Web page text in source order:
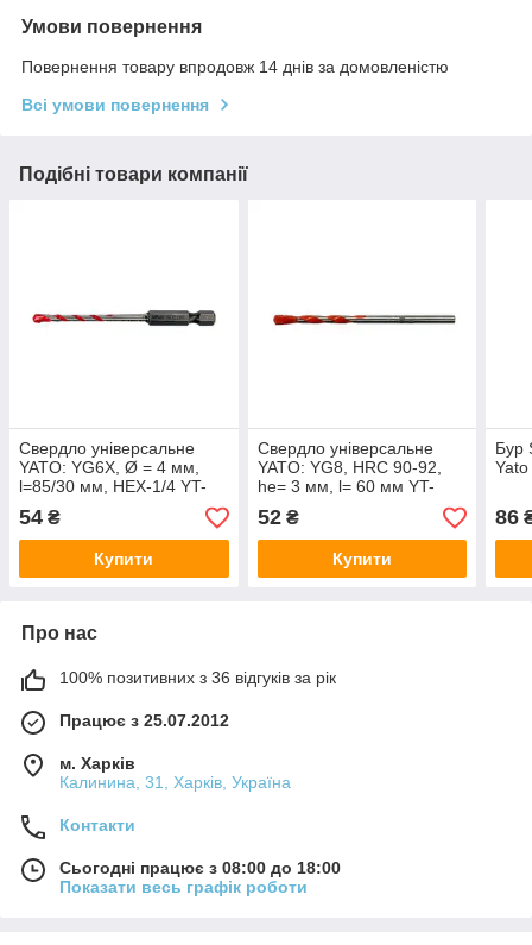
Умови повернення
Повернення товару впродовж 14 днів за домовленістю
Всі умови повернення
Подібні товари компанії
Свердло універсальне
YATO: YG6X, Ø = 4 мм,
l=85/30 мм, HEX-1/4 YT-
44781
54 ₴
Купити
Свердло універсальне
YATO: YG8, HRC 90-92,
he= 3 мм, l= 60 мм YT-
43940
52₴
Купити
Бур
86
Про нас
100% позитивних з 36 відгуків за рік
Працює з 25.07.2012
м. Харків
Калинина, 31, Харків, Україна
Контакти
Сьогодні працює з 08:00 до 18:00
Показати весь графік роботи